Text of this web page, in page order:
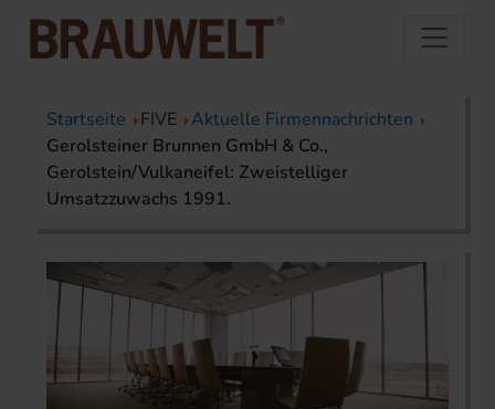
Startseite FIVE
Aktuelle Firmennachrichten
Gerolsteiner Brunnen GmbH & Co.,
Gerolstein/Vulkaneifel: Zweistelliger
Umsatzzuwachs 1991.